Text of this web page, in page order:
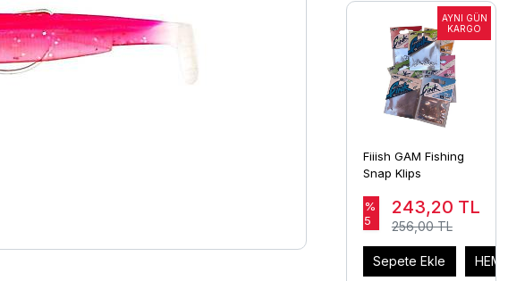
Fiiish GAM Fishing
Snap Klips
%
5
243,20 TL
256,00 TL
Sepete Ekle